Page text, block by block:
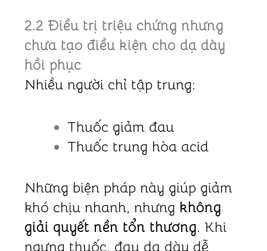
2.2 Điều trị triệu chứng nhưng
chưa tạo điều kiện cho dạ dày
hồi phục
Nhiều người chỉ tập trung:
Thuốc giảm đau
Thuốc trung hòa acid
Những biện pháp này giúp giảm
khó chịu nhanh, nhưng không
giải quyết nền tổn thương. Khi
ngưng thuốc, đau dạ dày dễ